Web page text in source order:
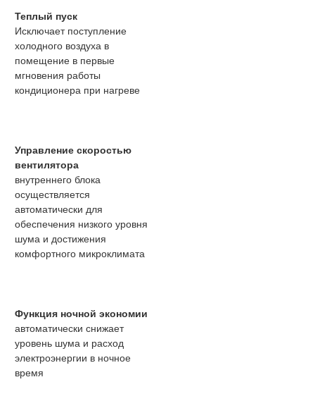
Теплый пуск
Исключает поступление
холодного воздуха в
помещение в первые
мгновения работы
кондиционера при нагреве
Управление скоростью
вентилятора
внутреннего блока
осуществляется
автоматически для
обеспечения низкого уровня
шума и достижения
комфортного микроклимата
Функция ночной экономии
автоматически снижает
уровень шума и расход
электроэнергии в ночное
время